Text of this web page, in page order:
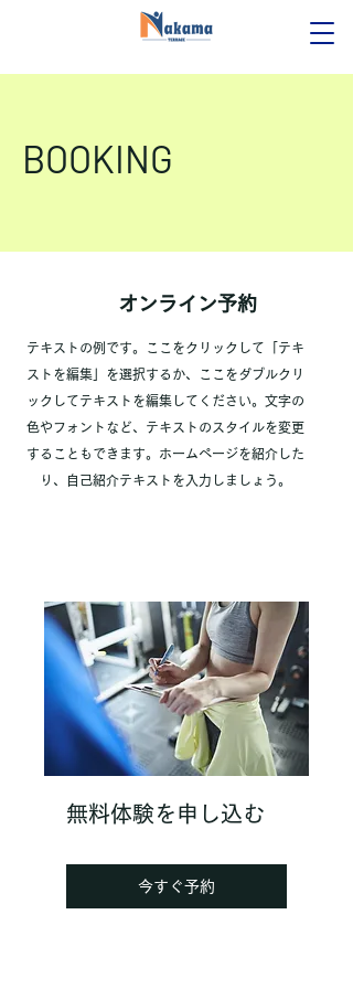
BOOKING
オンライン予約
テキストの例です。ここをクリックして「テキ
ストを編集」を選択するか、ここをダブルクリ
ックしてテキストを編集してください。文字の
色やフォントなど、テキストのスタイルを変更
することもできます。ホームページを紹介した
り、自己紹介テキストを入力しましょう。
無料体験を申し込む
今すぐ予約